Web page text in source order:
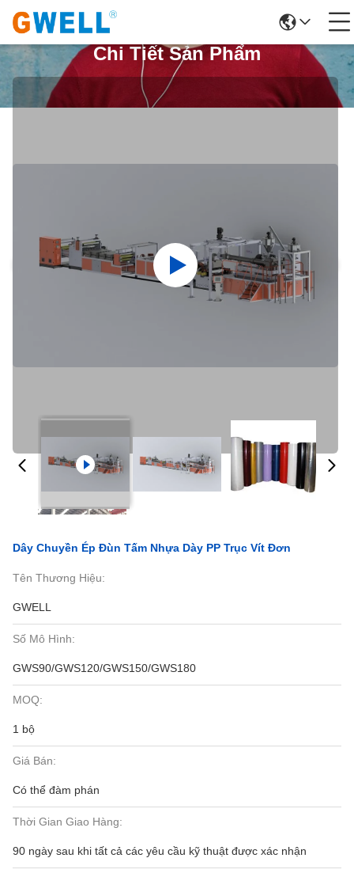
Chi Tiết Sản Phẩm
Dây Chuyền Ép Đùn Tấm Nhựa Dày PP Trục Vít Đơn
Tên Thương Hiệu:
GWELL
Số Mô Hình:
GWS90/GWS120/GWS150/GWS180
MOQ:
1 bộ
Giá Bán:
Có thể đàm phán
Thời Gian Giao Hàng:
90 ngày sau khi tất cả các yêu cầu kỹ thuật được xác nhận